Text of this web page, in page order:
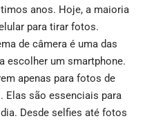
anos. Hoje, a maioria
para tirar fotos.
de câmera é uma das
escolher um smartphone.
apenas para fotos de
Elas são essenciais para
Desde selfies até fotos